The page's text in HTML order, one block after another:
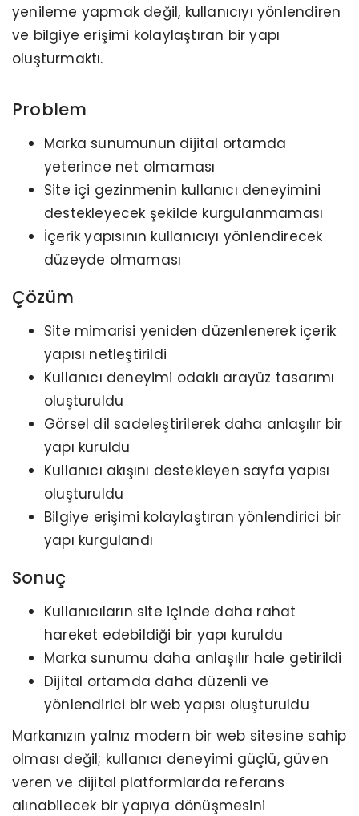
yenileme yapmak değil, kullanıcıyı yönlendiren
ve bilgiye erişimi kolaylaştıran bir yapı
oluşturmaktı.
Problem
Marka sunumunun dijital ortamda
yeterince net olmaması
Site içi gezinmenin kullanıcı deneyimini
destekleyecek şekilde kurgulanmaması
İçerik yapısının kullanıcıyı yönlendirecek
düzeyde olmaması
Çözüm
Site mimarisi yeniden düzenlenerek içerik
yapısı netleştirildi
Kullanıcı deneyimi odaklı arayüz tasarımı
oluşturuldu
Görsel dil sadeleştirilerek daha anlaşılır bir
yapı kuruldu
Kullanıcı akışını destekleyen sayfa yapısı
oluşturuldu
Bilgiye erişimi kolaylaştıran yönlendirici bir
yapı kurgulandı
Sonuç
Kullanıcıların site içinde daha rahat
hareket edebildiği bir yapı kuruldu
Marka sunumu daha anlaşılır hale getirildi
Dijital ortamda daha düzenli ve
yönlendirici bir web yapısı oluşturuldu
Markanızın yalnız modern bir web sitesine sahip
olması değil; kullanıcı deneyimi güçlü, güven
veren ve dijital platformlarda referans
alınabilecek bir yapıya dönüşmesini